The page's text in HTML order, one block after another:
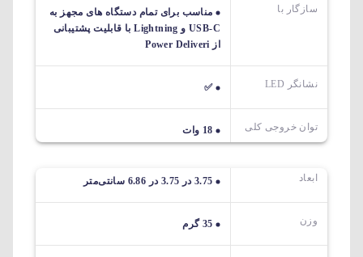
سازگار با
مناسب برای تمام دستگاه های مجهز به
USB-C و Lightning با قابلیت پشتیبانی
از Power Deliveri
نشانگر LED ✅
توان خروجی کلی 18 وات
ابعاد 3.75 در 3.75 در 6.86 سانتی‌متر
وزن 35 گرم